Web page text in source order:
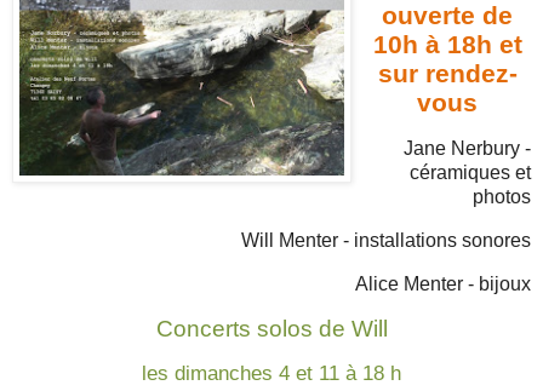
ouverte de
10h à 18h et
sur rendez-
vous
Jane Nerbury -
céramiques et
photos
Will Menter - installations sonores
Alice Menter - bijoux
Concerts solos de Will
les dimanches 4 et 11 à 18 h